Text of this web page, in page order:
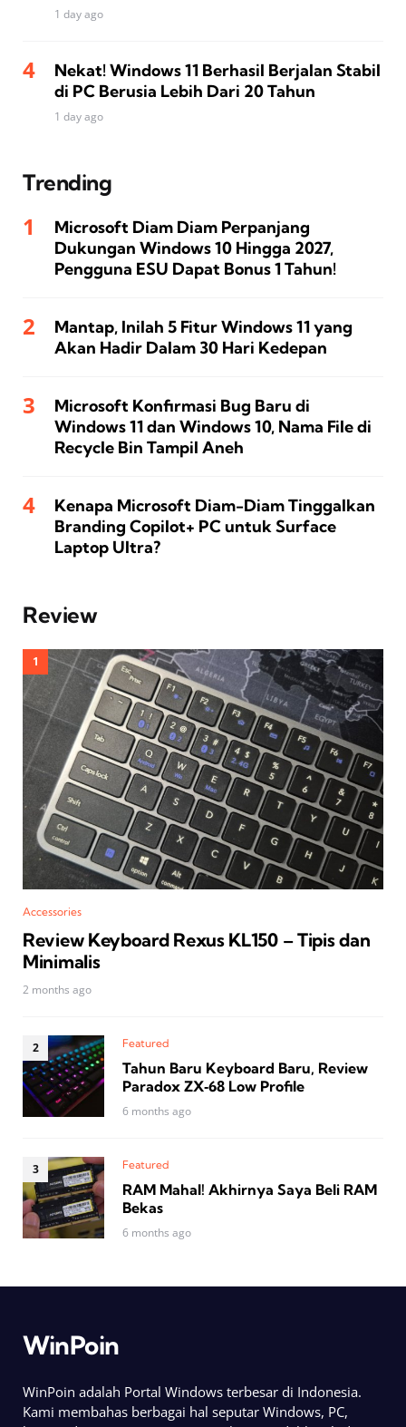
1 day ago
Nekat! Windows 11 Berhasil Berjalan Stabil
di PC Berusia Lebih Dari 20 Tahun
1 day ago
Trending
Microsoft Diam Diam Perpanjang
Dukungan Windows 10 Hingga 2027,
Pengguna ESU Dapat Bonus 1 Tahun!
Mantap, Inilah 5 Fitur Windows 11 yang
Akan Hadir Dalam 30 Hari Kedepan
Microsoft Konfirmasi Bug Baru di
Windows 11 dan Windows 10, Nama File di
Recycle Bin Tampil Aneh
Kenapa Microsoft Diam-Diam Tinggalkan
Branding Copilot+ PC untuk Surface
Laptop Ultra?
Review
Accessories
Review Keyboard Rexus KL150 – Tipis dan
Minimalis
2 months ago
Featured
Tahun Baru Keyboard Baru, Review
Paradox ZX‑68 Low Profile
6 months ago
Featured
RAM Mahal! Akhirnya Saya Beli RAM
Bekas
6 months ago
WinPoin
WinPoin adalah Portal Windows terbesar di Indonesia.
Kami membahas berbagai hal seputar Windows, PC,